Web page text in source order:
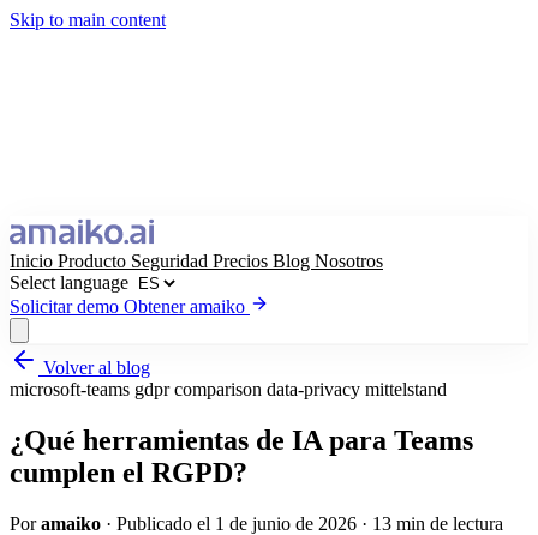
Skip to main content
Inicio Producto Seguridad Precios Blog Nosotros
Select language
Solicitar demo Obtener amaiko
Obtener amaiko Solicitar demo
Volver al blog
microsoft-teams gdprcomparison data-privacy mittelstand
¿Qué herramientas de IA para Teams
cumplen el RGPD?
Poramaiko · Publicado el 1 de junio de 2026 · 13 min de lectura